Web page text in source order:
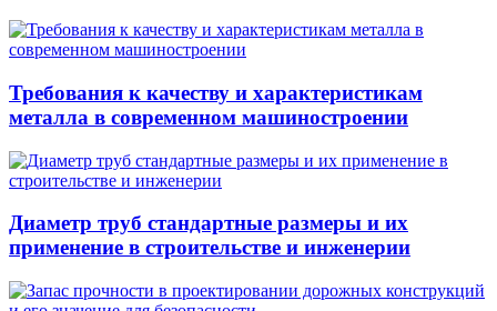
Требования к качеству и характеристикам
металла в современном машиностроении
Диаметр труб стандартные размеры и их
применение в строительстве и инженерии